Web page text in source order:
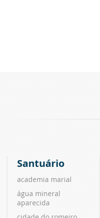
Santuário
academia marial
água mineral
aparecida